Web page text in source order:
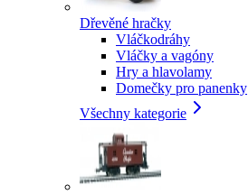
Dřevěné hračky
Vláčkodráhy
Vláčky a vagóny
Hry a hlavolamy
Domečky pro panenky
Všechny kategorie